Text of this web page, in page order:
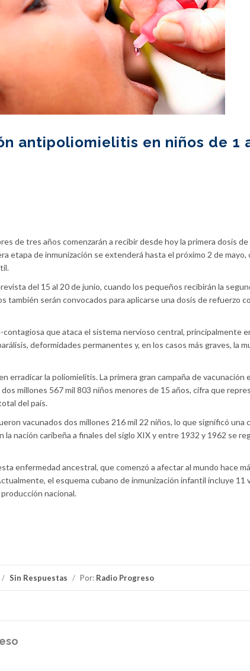
antipoliomielitis en niños de 1
de tres años comenzarán a recibir desde hoy la primera dosis de
etapa de inmunización se extenderá hasta el próximo 2 de mayo,
del 15 al 20 de junio, cuando los pequeños recibirán la
también serán convocados para aplicarse una dosis de refuerzo
que ataca el sistema nervioso central, principalmente
deformidades permanentes y, en los casos más graves, la
erradicar la poliomielitis. La primera gran campaña de vacunación
millones 567 mil 803 niños menores de 15 años, cifra que
del país.
vacunados dos millones 216 mil 22 niños, lo que significó una
la nación caribeña a finales del siglo XIX y entre 1932 y 1962 se
enfermedad ancestral, que comenzó a afectar al mundo hace
el esquema cubano de inmunización infantil incluye 11
nacional.
/ Sin Respuestas / Por: Radio Progreso